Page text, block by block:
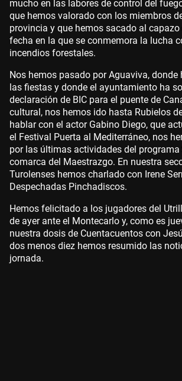
mucho en las labores de control del
que hemos valorado con los miembros
provincia y que hemos sacado al capazo
fecha en la que se conmemora la lucha
incendios forestales.
Nos hemos pasado por Aguaviva, donde
las fiestas y donde el ayuntamiento ha
declaración de BIC para el puente de
cultural, nos hemos ido hasta Rubielos
hablar con el actor Gabino Diego, que
el Festival Puerta al Mediterráneo, nos
por las últimas actividades del programa
comarca del Maestrazgo. En nuestra
Turolenses hemos charlado con Irene
Despechadas Pinchadiscos.
Hemos felicitado a los jugadores del
de ayer ante el Montecarlo y, como es
nuestra dosis de Cuentacuentos con
dos menos diez hemos resumido las
jornada.